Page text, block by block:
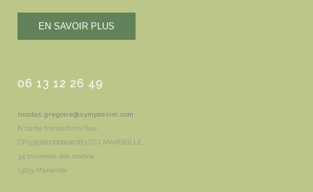
06 13 12 26 49
nicolas.gregoire@sympossim.com
N°carte transaction/lieu :
CPI13102017000020763 CCI MARSEILLE
34 traverses des nodins
13013 Marseille